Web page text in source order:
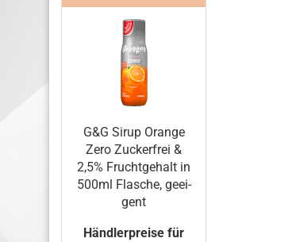
G&G Sirup Oran­ge
Zero Zu­cker­frei &
2,5% Frucht­ge­halt in
500ml Fla­sche, ge­ei­
gent
Händlerpreise für